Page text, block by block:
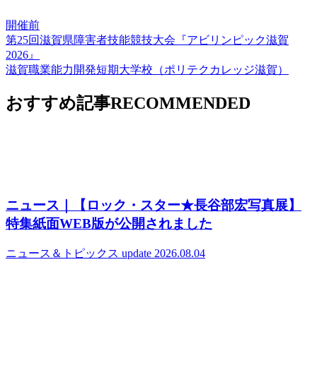
開催前
第25回滋賀県障害者技能競技大会『アビリンピック滋賀
2026』
滋賀職業能力開発短期大学校（ポリテクカレッジ滋賀）
おすすめ記事RECOMMENDED
ニュース｜【ロック・スター★長谷部宏写真展】
特集紙面WEB版が公開されました
ニュース＆トピックス update 2026.08.04